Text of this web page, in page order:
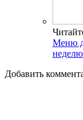
Меню
неделю
Добавить